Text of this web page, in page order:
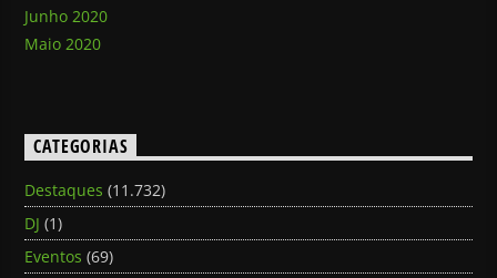
Junho 2020
Maio 2020
CATEGORIAS
Destaques (11.732)
DJ (1)
Eventos (69)